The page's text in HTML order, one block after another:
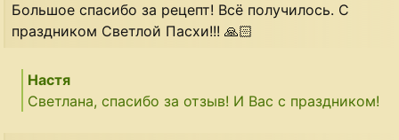
Большое спасибо за рецепт! Всё получилось. С
праздником Светлой Пасхи!!! 🙏🏻
Настя
Светлана, спасибо за отзыв! И Вас с праздником!